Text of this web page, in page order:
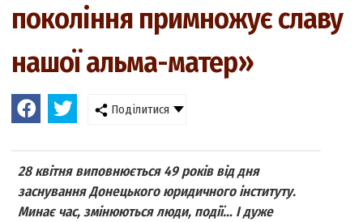
покоління примножує славу
нашої альма-матер»
Поділитися
28 квітня виповнюється 49 років від дня
заснування Донецького юридичного інституту.
Минає час, змінюються люди, події… І дуже